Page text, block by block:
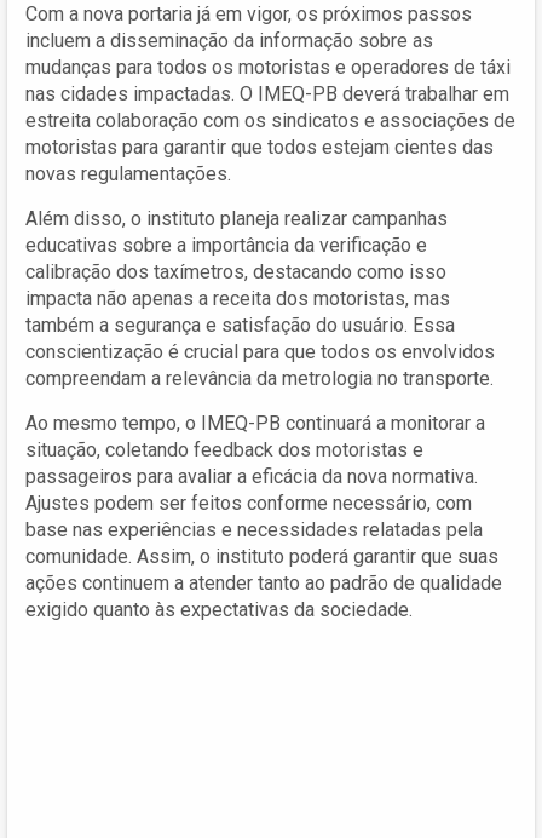
Com a nova portaria já em vigor, os próximos passos
incluem a disseminação da informação sobre as
mudanças para todos os motoristas e operadores de táxi
nas cidades impactadas. O IMEQ-PB deverá trabalhar em
estreita colaboração com os sindicatos e associações de
motoristas para garantir que todos estejam cientes das
novas regulamentações.
Além disso, o instituto planeja realizar campanhas
educativas sobre a importância da verificação e
calibração dos taxímetros, destacando como isso
impacta não apenas a receita dos motoristas, mas
também a segurança e satisfação do usuário. Essa
conscientização é crucial para que todos os envolvidos
compreendam a relevância da metrologia no transporte.
Ao mesmo tempo, o IMEQ-PB continuará a monitorar a
situação, coletando feedback dos motoristas e
passageiros para avaliar a eficácia da nova normativa.
Ajustes podem ser feitos conforme necessário, com
base nas experiências e necessidades relatadas pela
comunidade. Assim, o instituto poderá garantir que suas
ações continuem a atender tanto ao padrão de qualidade
exigido quanto às expectativas da sociedade.